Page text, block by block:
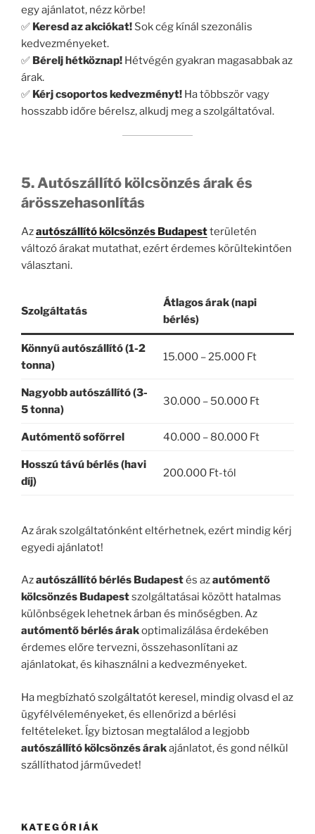
egy ajánlatot, nézz körbe!
✅ Keresd az akciókat! Sok cég kínál szezonális
kedvezményeket.
✅ Bérelj hétköznap! Hétvégén gyakran magasabbak az
árak.
✅ Kérj csoportos kedvezményt! Ha többször vagy
hosszabb időre bérelsz, alkudj meg a szolgáltatóval.
5. Autószállító kölcsönzés árak és
árösszehasonlítás
Azautószállító kölcsönzés Budapestterületén
változó árakat mutathat, ezért érdemes körültekintően
választani.
Szolgáltatás
Átlagos árak(napi
bérlés)
Könnyű autószállító (1-2
tonna)
15.000 – 25.000 Ft
Nagyobb autószállító (3-
5 tonna)
30.000 – 50.000 Ft
Autómentő sofőrrel 40.000 – 80.000 Ft
Hosszú távú bérlés (havi
díj)
200.000 Ft-tól
Az árak szolgáltatónként eltérhetnek, ezért mindig kérj
egyedi ajánlatot!
Azautószállító bérlés Budapestés azautómentő
kölcsönzés Budapestszolgáltatásai között hatalmas
különbségek lehetnek árban és minőségben. Az
autómentő bérlés árakoptimalizálása érdekében
érdemes előre tervezni, összehasonlítani az
ajánlatokat, és kihasználni a kedvezményeket.
Ha megbízható szolgáltatót keresel, mindig olvasd el az
ügyfélvéleményeket, és ellenőrizd a bérlési
feltételeket. Így biztosan megtalálod a legjobb
autószállító kölcsönzés árakajánlatot, és gond nélkül
szállíthatod járművedet!
KATEGÓRIÁK